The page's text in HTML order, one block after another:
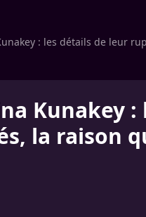
: les détails de leur
Kunakey
la raison